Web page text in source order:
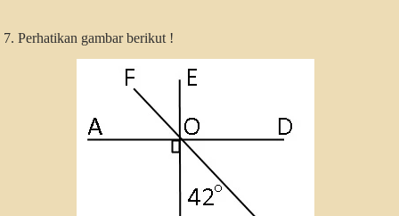
7. Perhatikan gambar berikut !